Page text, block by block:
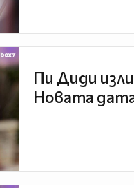
Пи Диди
Новата